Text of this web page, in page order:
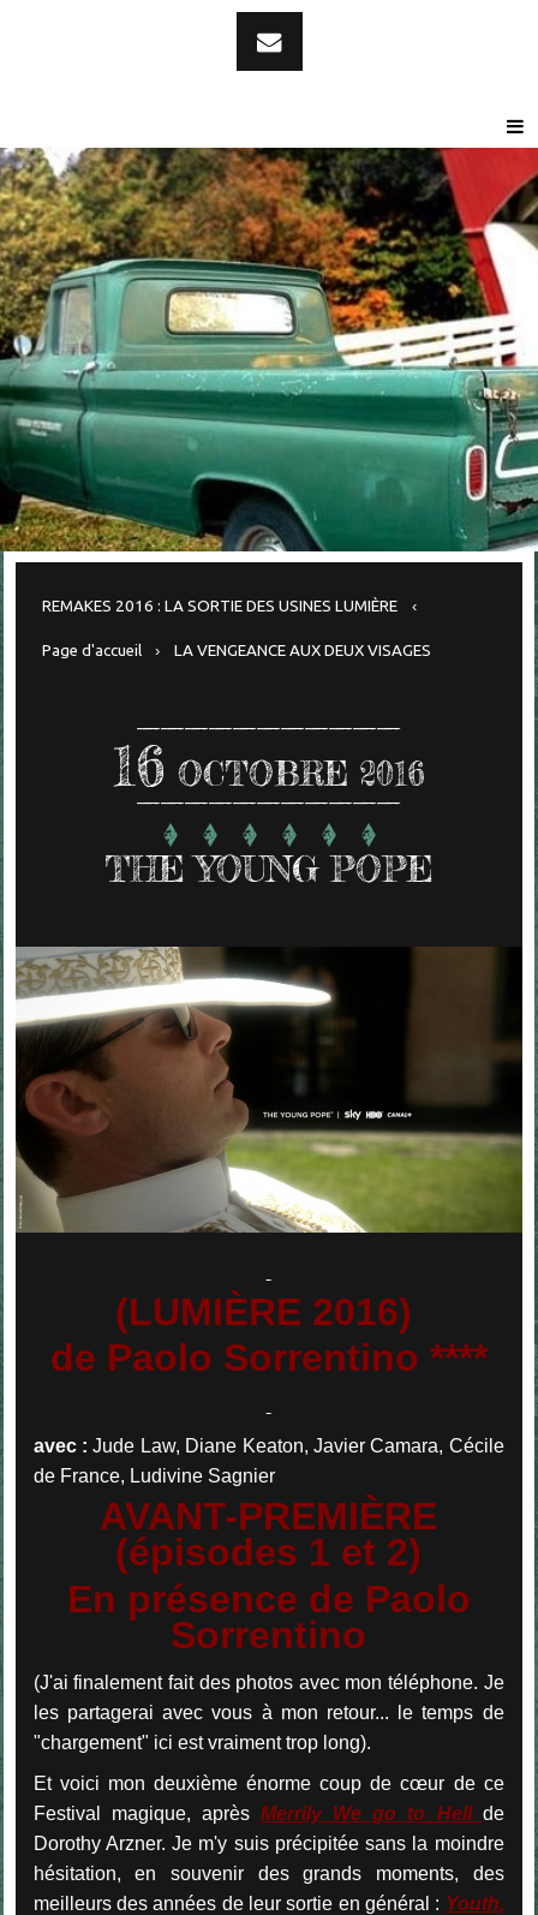
REMAKES 2016 : LA SORTIE DES USINES LUMIÈRE
Page d'accueil LA VENGEANCE AUX DEUX VISAGES
16 OCTOBRE 2016
THE YOUNG POPE
(LUMIÈRE 2016)
de Paolo Sorrentino ****
avec : Jude Law, Diane Keaton, Javier Camara, Cécile
de France, Ludivine Sagnier
AVANT-PREMIÈRE
(épisodes 1 et 2)
En présence de Paolo
Sorrentino
(J'ai finalement fait des photos avec mon téléphone. Je
les partagerai avec vous à mon retour... le temps de
"chargement" ici est vraiment trop long).
Et voici mon deuxième énorme coup de cœur de ce
Festival magique, aprèsMerrily We go to Hell de
Dorothy Arzner. Je m'y suis précipitée sans la moindre
hésitation, en souvenir des grands moments, des
meilleurs des années de leur sortie en général : Youth,